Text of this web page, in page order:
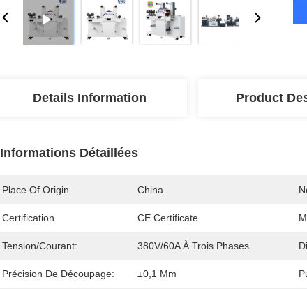
Details Information Product
Informations Détaillées
Place Of Origin China
Certification CE Certificate
Tension/courant: 380V/60A À Trois Phases
Précision De Découpage: ±0,1 Mm